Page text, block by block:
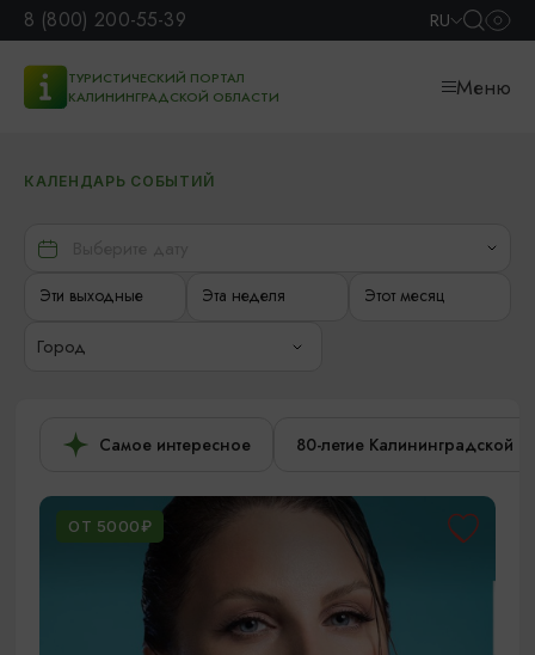
8 (800) 200-55-39 RU
ТУРИСТИЧЕСКИЙ ПОРТАЛ
КАЛИНИНГРАДСКОЙ ОБЛАСТИ
Меню
КАЛЕНДАРЬ СОБЫТИЙ
Эти выходные Эта неделя Этот месяц
Город
Самое интересное 80-летие Калининградской
ОТ 5000₽